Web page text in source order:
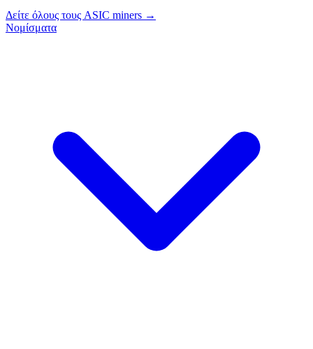
Δείτε όλους τους ASIC miners →
Νομίσματα